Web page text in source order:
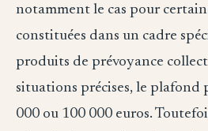
notamment le cas pour
constituées dans un cadre
produits de prévoyance
situations précises, le plafond
000 ou 100 000 euros.